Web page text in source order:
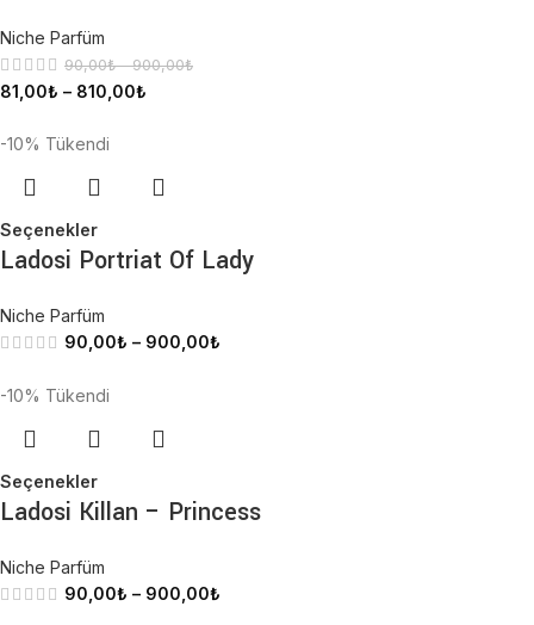
Niche Parfüm
90,00₺ –900,00₺
81,00₺ – 810,00₺
-10% Tükendi
Seçenekler
Ladosi Portriat Of Lady
Niche Parfüm
90,00₺ – 900,00₺
-10% Tükendi
Seçenekler
Ladosi Killan – Princess
Niche Parfüm
90,00₺ – 900,00₺